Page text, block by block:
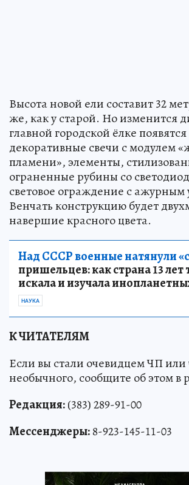
Высота новой ели составит 32
же, как у старой. Но изменится
главной городской ёлке появятся
декоративные свечи с модулем
пламени», элементы,
ограненные рубины со
световое ограждение с ажурным
Венчать конструкцию будет
навершие красного цвета.
Над СССР военные натянули
пришельцев: как страна 13 лет
искала и изучала
НАУКА
К ЧИТАТЕЛЯМ
Если вы стали очевидцем ЧП или
необычного, сообщите об этом в
Редакция:(383) 289-91-00
Мессенджеры:8-923-145-11-03